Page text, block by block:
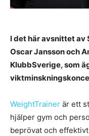
I det här avsnittet av
Oscar Jansson och
KlubbSverige, som
WeightTrainer är ett
hjälper gym och
beprövat och